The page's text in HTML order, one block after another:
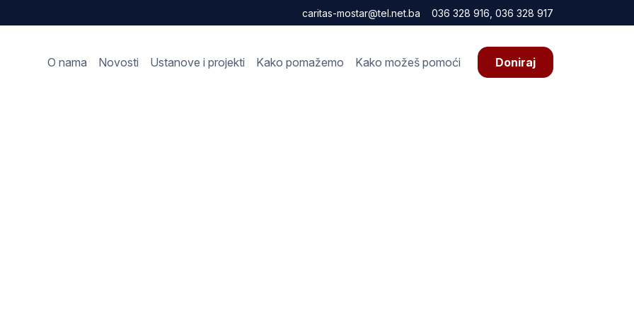
caritas-mostar@tel.net.ba 036 328 916, 036 328 917
O nama Novosti Ustanove i projekti Kako pomažemo Kako možeš pomoći Doniraj